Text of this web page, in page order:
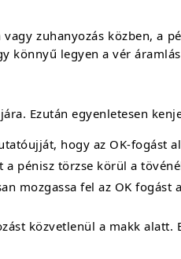
zuhanyozás közben, a
könnyű legyen a vér
Ezután egyenletesen
hogy az OK-fogást
a pénisz törzse körül a
mozgassa fel az OK
közvetlenül a makk